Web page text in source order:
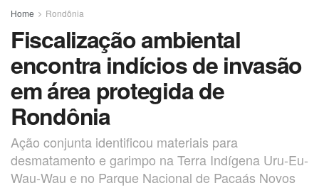
Home Rondônia
Fiscalização ambiental
encontra indícios de invasão
em área protegida de
Rondônia
Ação conjunta identificou materiais para
desmatamento e garimpo na Terra Indígena Uru-Eu-
Wau-Wau e no Parque Nacional de Pacaás Novos